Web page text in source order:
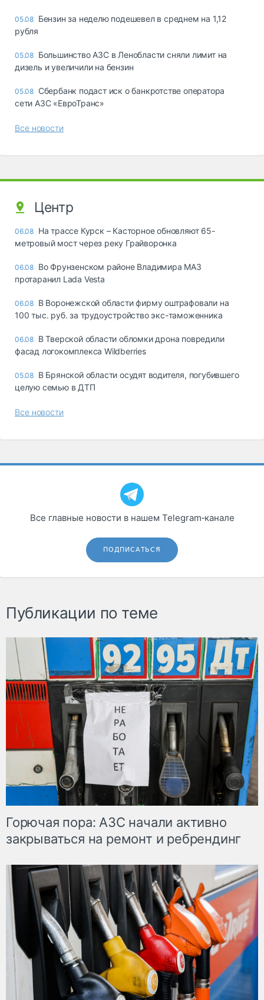
05.08 Бензин за неделю подешевел в среднем на 1,12
рубля
05.08 Большинство АЗС в Ленобласти сняли лимит на
дизель и увеличили на бензин
05.08 Сбербанк подаст иск о банкротстве оператора
сети АЗС «ЕвроТранс»
Все новости
Центр
06.08 На трассе Курск – Касторное обновляют 65-
метровый мост через реку Грайворонка
06.08 Во Фрунзенском районе Владимира МАЗ
протаранил Lada Vesta
06.08 В Воронежской области фирму оштрафовали на
100 тыс. руб. за трудоустройство экс-таможенника
06.08 В Тверской области обломки дрона повредили
фасад логокомплекса Wildberries
05.08 В Брянской области осудят водителя, погубившего
целую семью в ДТП
Все новости
Все главные новости в нашем Telegram‑канале
ПОДПИСАТЬСЯ
Публикации по теме
Горючая пора: АЗС начали активно
закрываться на ремонт и ребрендинг